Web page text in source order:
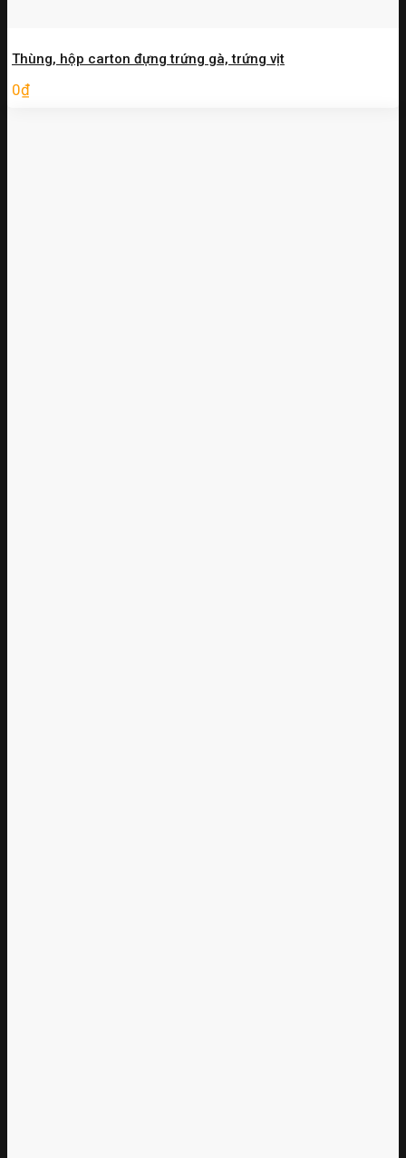
Thùng, hộp carton đựng trứng gà, trứng vịt
0₫